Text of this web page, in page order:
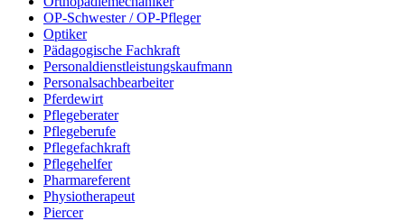
OP-Schwester / OP-Pfleger
Optiker
Pädagogische Fachkraft
Personaldienstleistungskaufmann
Personalsachbearbeiter
Pferdewirt
Pflegeberater
Pflegeberufe
Pflegefachkraft
Pflegehelfer
Pharmareferent
Physiotherapeut
Piercer